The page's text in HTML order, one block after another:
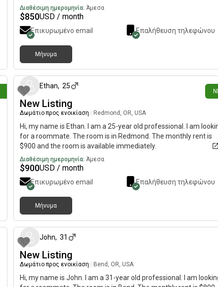
both, utilities included. The home includes a washer and dryer,
fenced backyard that is about half an acre is size, and
all useable and everything else shared if respectful.
Διαθέσιμη ημερομηνία: Άμεσα
$850USD / month
Επικυρωμένο email Επαλήθευση τηλεφώνου
Μήνυμα
Ethan, 25
New Listing
Δωμάτιο προς ενοικίαση Redmond, OR, USA
Hi, my name is Ethan. I am a 25-year old professional. I am
for a roommate. The room is in Redmond. The monthly rent is
$900 and the room is available immediately.
Διαθέσιμη ημερομηνία: Άμεσα
$900USD / month
Επικυρωμένο email Επαλήθευση τηλεφώνου
Μήνυμα
John, 31
New Listing
Δωμάτιο προς ενοικίαση Bend, OR, USA
Hi, my name is John. I am a 31-year old professional. I am